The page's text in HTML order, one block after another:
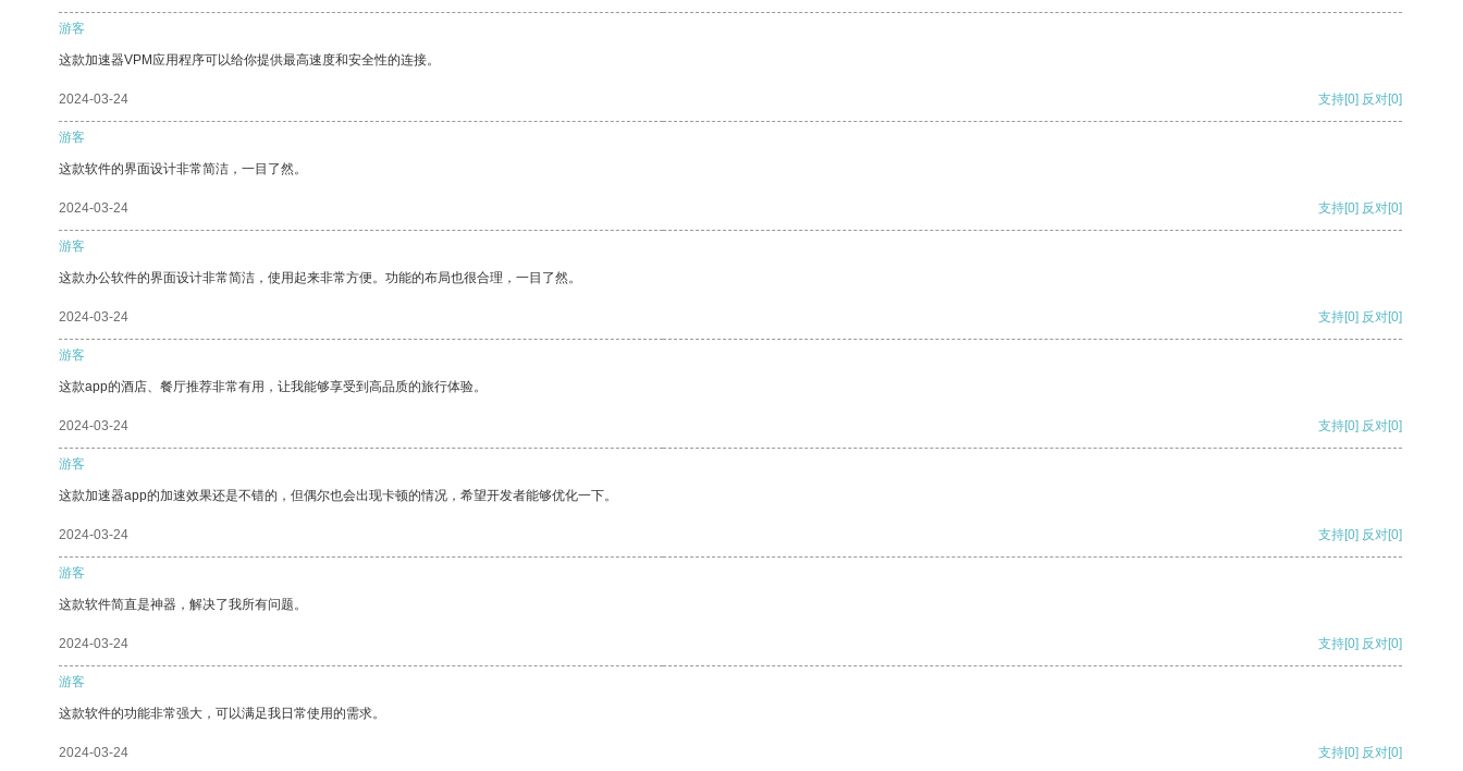
游客
这款加速器VPM应用程序可以给你提供最高速度和安全性的连接。
2024-03-24 支持[0] 反对[0]
游客
这款软件的界面设计非常简洁，一目了然。
2024-03-24 支持[0] 反对[0]
游客
这款办公软件的界面设计非常简洁，使用起来非常方便。功能的布局也很合理，一目了然。
2024-03-24 支持[0] 反对[0]
游客
这款app的酒店、餐厅推荐非常有用，让我能够享受到高品质的旅行体验。
2024-03-24 支持[0] 反对[0]
游客
这款加速器app的加速效果还是不错的，但偶尔也会出现卡顿的情况，希望开发者能够优化一下。
2024-03-24 支持[0] 反对[0]
游客
这款软件简直是神器，解决了我所有问题。
2024-03-24 支持[0] 反对[0]
游客
这款软件的功能非常强大，可以满足我日常使用的需求。
2024-03-24 支持[0] 反对[0]